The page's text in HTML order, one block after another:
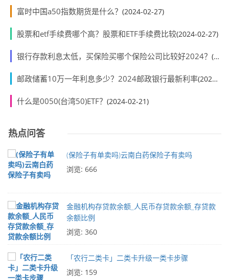
富时中国a50指数期货是什么？ (2024-02-27)
股票和etf手续费哪个高？股票和ETF手续费比较(2024-02-27)
银行存款利息太低，买保险买哪个保险公司比较好2024？ (2024-02-23)
邮政储蓄10万一年利息多少？2024邮政银行最新利率(2024-02-23)
什么是0050(台湾50)ETF？ (2024-02-21)
热点问答
(保险子有单卖吗)云南白药保险子有卖吗
浏览: 666
金融机构存贷款余额_人民币存贷款余额_存贷款
余额比例
浏览: 360
「农行二类卡」二类卡升级一类卡步骤
浏览: 159